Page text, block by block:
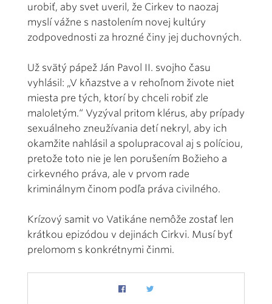
urobiť, aby svet uveril, že Cirkev to naozaj
myslí vážne s nastolením novej kultúry
zodpovednosti za hrozné činy jej duchovných.
Už svätý pápež Ján Pavol II. svojho času
vyhlásil: „V kňazstve a v rehoľnom živote niet
miesta pre tých, ktorí by chceli robiť zle
maloletým.“ Vyzýval pritom klérus, aby prípady
sexuálneho zneužívania detí nekryl, aby ich
okamžite nahlásil a spolupracoval aj s políciou,
pretože toto nie je len porušením Božieho a
cirkevného práva, ale v prvom rade
kriminálnym činom podľa práva civilného.
Krízový samit vo Vatikáne nemôže zostať len
krátkou epizódou v dejinách Cirkvi. Musí byť
prelomom s konkrétnymi činmi.